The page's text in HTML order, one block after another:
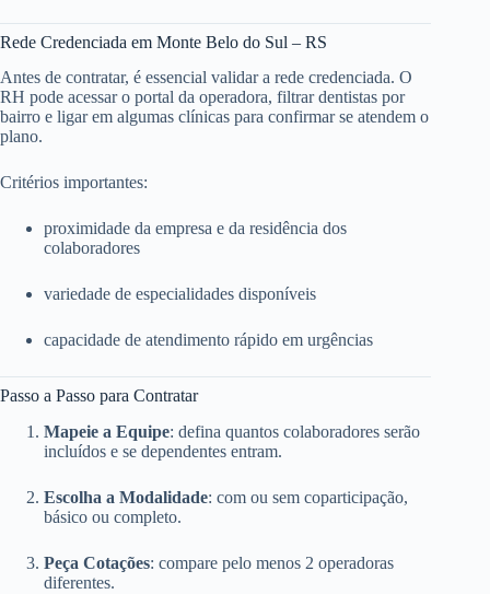
Rede Credenciada em Monte Belo do Sul – RS
Antes de contratar, é essencial validar a rede credenciada. O
RH pode acessar o portal da operadora, filtrar dentistas por
bairro e ligar em algumas clínicas para confirmar se atendem o
plano.
Critérios importantes:
proximidade da empresa e da residência dos
colaboradores
variedade de especialidades disponíveis
capacidade de atendimento rápido em urgências
Passo a Passo para Contratar
Mapeie a Equipe: defina quantos colaboradores serão
incluídos e se dependentes entram.
Escolha a Modalidade: com ou sem coparticipação,
básico ou completo.
Peça Cotações: compare pelo menos 2 operadoras
diferentes.